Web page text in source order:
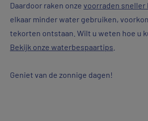
Daardoor raken onze voorraden sneller
elkaar minder water gebruiken,
tekorten ontstaan. Wilt u weten hoe u
Bekijk onze waterbespaartips
Geniet van de zonnige dagen!